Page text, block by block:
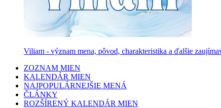
Viliam - význam mena, pôvod, charakteristika a ďalšie
ZOZNAM MIEN
KALENDÁR MIEN
NAJPOPULÁRNEJŠIE MENÁ
ČLÁNKY
ROZŠÍRENÝ KALENDÁR MIEN